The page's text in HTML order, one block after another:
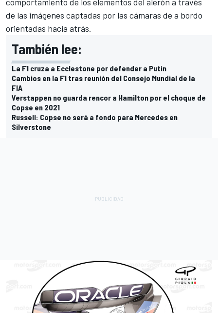
de las imágenes captadas por las cámaras de a bordo
orientadas hacia atrás.
También lee:
La F1 cruza a Ecclestone por defender a Putin
Cambios en la F1 tras reunión del Consejo Mundial de la
FIA
Verstappen no guarda rencor a Hamilton por el choque de
Copse en 2021
Russell: Copse no será a fondo para Mercedes en
Silverstone